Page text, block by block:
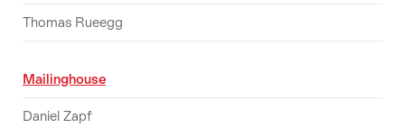
Thomas Rueegg
Mailinghouse
Daniel Zapf